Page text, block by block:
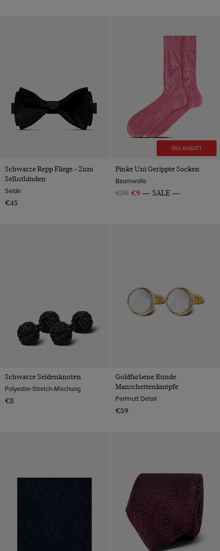
Schwarze Repp Fliege - Zum
Selbstbinden
Seide
€45
55% RABATT
Pinke Uni Gerippte Socken
Baumwolle
€20 €9 SALE
Schwarze Seidenknoten
Polyester-Stretch-Mischung
€8
Goldfarbene Runde
Manschettenknöpfe
Perlmutt Detail
€59